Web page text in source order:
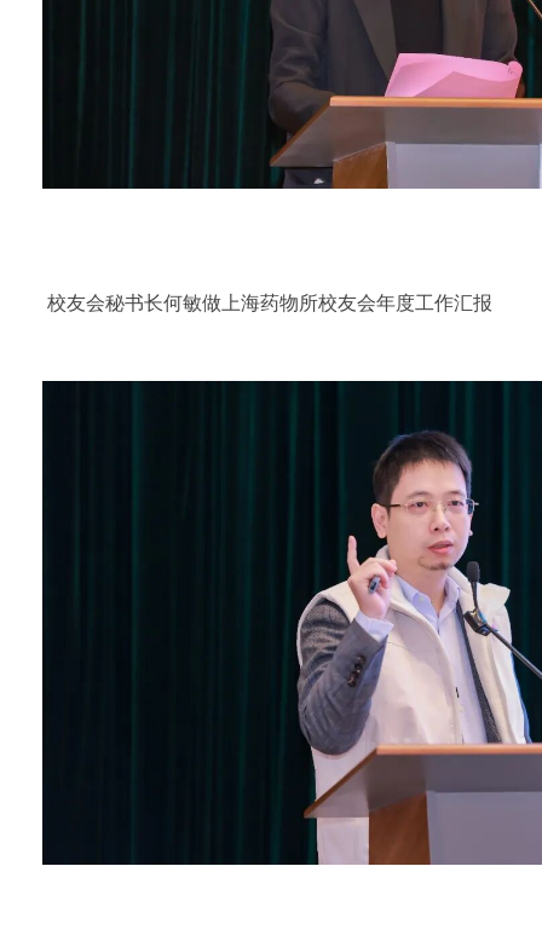
校友会秘书长何敏做上海药物所校友会年度工作汇报